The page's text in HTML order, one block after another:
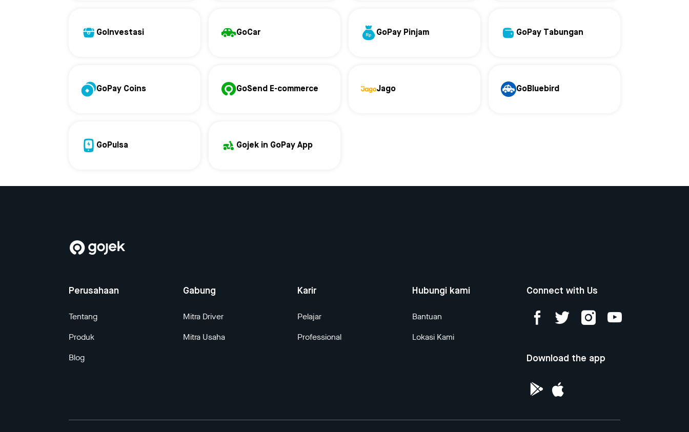
GoInvestasi GoCar GoPay Pinjam GoPay Tabungan
GoPay Coins GoSend E-commerce Jago GoBluebird
GoPulsa Gojek in GoPay App
Perusahaan
Tentang
Produk
Blog
Gabung
Mitra Driver
Mitra Usaha
Karir
Pelajar
Professional
Hubungi kami
Bantuan
Lokasi Kami
Connect with Us
Download the app